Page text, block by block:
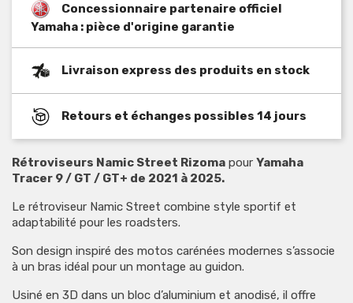
Concessionnaire partenaire officiel
Yamaha : pièce d'origine garantie
Livraison express des produits en stock
Retours et échanges possibles 14 jours
Rétroviseurs Namic Street Rizoma pour Yamaha
Tracer 9 / GT / GT+ de 2021 à 2025.
Le rétroviseur Namic Street combine style sportif et
adaptabilité pour les roadsters.
Son design inspiré des motos carénées modernes s’associe
à un bras idéal pour un montage au guidon.
Usiné en 3D dans un bloc d’aluminium et anodisé, il offre